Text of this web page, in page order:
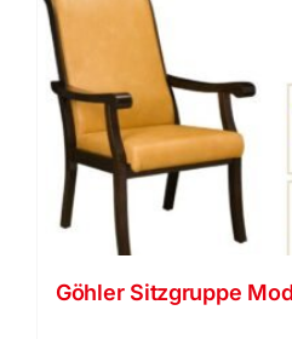
Göhler Sitzgruppe